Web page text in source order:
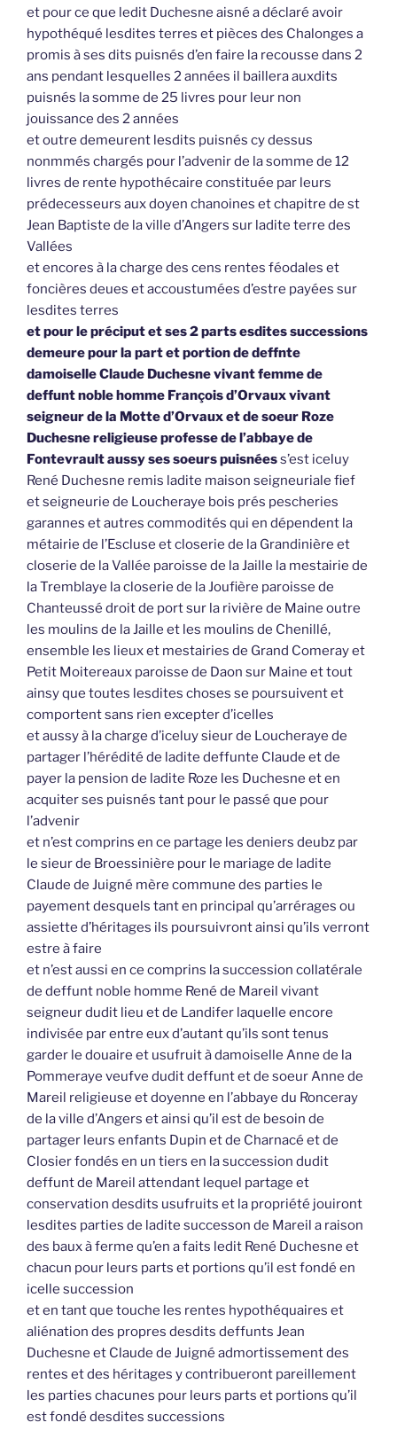
et pour ce que ledit Duchesne aisné a déclaré avoir
hypothéqué lesdites terres et pièces des Chalonges a
promis à ses dits puisnés d’en faire la recousse dans 2
ans pendant lesquelles 2 années il baillera auxdits
puisnés la somme de 25 livres pour leur non
jouissance des 2 années
et outre demeurent lesdits puisnés cy dessus
nonmmés chargés pour l’advenir de la somme de 12
livres de rente hypothécaire constituée par leurs
prédecesseurs aux doyen chanoines et chapitre de st
Jean Baptiste de la ville d’Angers sur ladite terre des
Vallées
et encores à la charge des cens rentes féodales et
foncières deues et accoustumées d’estre payées sur
lesdites terres
et pour le préciput et ses 2 parts esdites successions
demeure pour la part et portion de deffnte
damoiselle Claude Duchesne vivant femme de
deffunt noble homme François d’Orvaux vivant
seigneur de la Motte d’Orvaux et de soeur Roze
Duchesne religieuse professe de l’abbaye de
Fontevrault aussy ses soeurs puisnéess’est iceluy
René Duchesne remis ladite maison seigneuriale fief
et seigneurie de Loucheraye bois prés pescheries
garannes et autres commodités qui en dépendent la
métairie de l’Escluse et closerie de la Grandinière et
closerie de la Vallée paroisse de la Jaille la mestairie de
la Tremblaye la closerie de la Joufière paroisse de
Chanteussé droit de port sur la rivière de Maine outre
les moulins de la Jaille et les moulins de Chenillé,
ensemble les lieux et mestairies de Grand Comeray et
Petit Moitereaux paroisse de Daon sur Maine et tout
ainsy que toutes lesdites choses se poursuivent et
comportent sans rien excepter d’icelles
et aussy à la charge d’iceluy sieur de Loucheraye de
partager l’hérédité de ladite deffunte Claude et de
payer la pension de ladite Roze les Duchesne et en
acquiter ses puisnés tant pour le passé que pour
l’advenir
et n’est comprins en ce partage les deniers deubz par
le sieur de Broessinière pour le mariage de ladite
Claude de Juigné mère commune des parties le
payement desquels tant en principal qu’arrérages ou
assiette d’héritages ils poursuivront ainsi qu’ils verront
estre à faire
et n’est aussi en ce comprins la succession collatérale
de deffunt noble homme René de Mareil vivant
seigneur dudit lieu et de Landifer laquelle encore
indivisée par entre eux d’autant qu’ils sont tenus
garder le douaire et usufruit à damoiselle Anne de la
Pommeraye veufve dudit deffunt et de soeur Anne de
Mareil religieuse et doyenne en l’abbaye du Ronceray
de la ville d’Angers et ainsi qu’il est de besoin de
partager leurs enfants Dupin et de Charnacé et de
Closier fondés en un tiers en la succession dudit
deffunt de Mareil attendant lequel partage et
conservation desdits usufruits et la propriété jouiront
lesdites parties de ladite successon de Mareil a raison
des baux à ferme qu’en a faits ledit René Duchesne et
chacun pour leurs parts et portions qu’il est fondé en
icelle succession
et en tant que touche les rentes hypothéquaires et
aliénation des propres desdits deffunts Jean
Duchesne et Claude de Juigné admortissement des
rentes et des héritages y contribueront pareillement
les parties chacunes pour leurs parts et portions qu’il
est fondé desdites successions